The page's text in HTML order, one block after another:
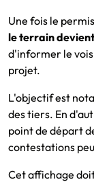
Une fois le
le terrain
d'informer le
projet.
L'objectif est
des tiers. En
point de départ
contestations
Cet affichage